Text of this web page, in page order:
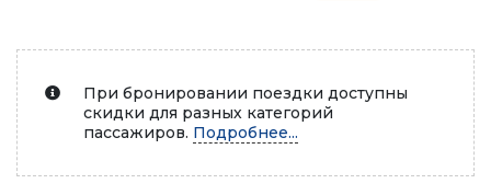
При бронировании поездки доступны
скидки для разных категорий
пассажиров. Подробнее...